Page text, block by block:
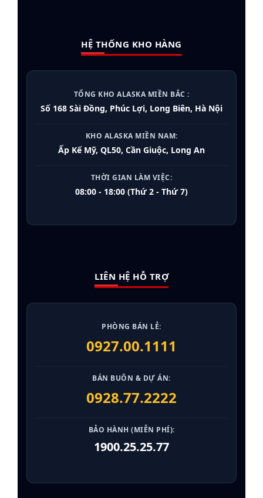
HỆ THỐNG KHO HÀNG
TỔNG KHO ALASKA MIỀN BẮC :
Số 168 Sài Đồng, Phúc Lợi, Long Biên, Hà Nội
KHO ALASKA MIỀN NAM:
Ấp Kế Mỹ, QL50, Cần Giuộc, Long An
THỜI GIAN LÀM VIỆC:
08:00 - 18:00 (Thứ 2 - Thứ 7)
LIÊN HỆ HỖ TRỢ
PHÒNG BÁN LẺ:
0927.00.1111
BÁN BUÔN & DỰ ÁN:
0928.77.2222
BẢO HÀNH (MIỄN PHÍ):
1900.25.25.77